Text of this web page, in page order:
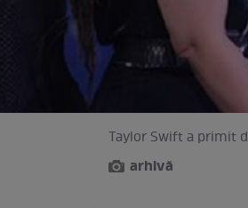
Taylor Swift a primit
arhivă